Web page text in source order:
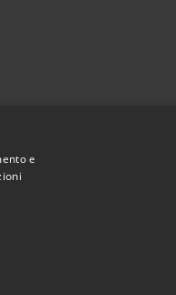
• Powered by
e